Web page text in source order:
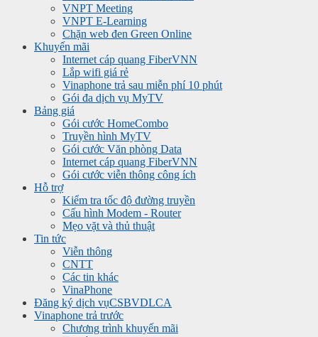
VNPT Meeting
VNPT E-Learning
Chặn web đen Green Online
Khuyến mãi
Internet cáp quang FiberVNN
Lắp wifi giá rẻ
Vinaphone trả sau miễn phí 10 phút
Gói đa dịch vụ MyTV
Bảng giá
Gói cước HomeCombo
Truyền hình MyTV
Gói cước Văn phòng Data
Internet cáp quang FiberVNN
Gói cước viễn thông công ích
Hỗ trợ
Kiểm tra tốc độ đường truyền
Cấu hình Modem - Router
Mẹo vặt và thủ thuật
Tin tức
Viễn thông
CNTT
Các tin khác
VinaPhone
Đăng ký dịch vụCSBVDLCA
Vinaphone trả trước
Chương trình khuyến mãi